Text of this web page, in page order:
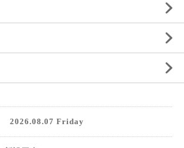
2026.08.07 Friday